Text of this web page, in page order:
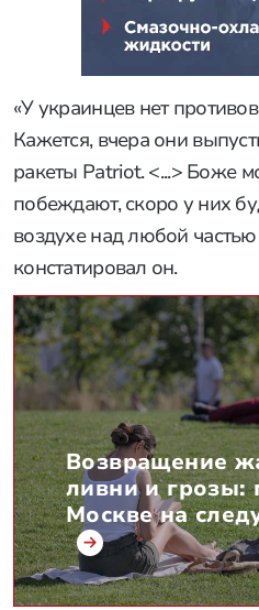
«У украинцев нет
Кажется, вчера они
ракеты Patriot. <...> Боже
побеждают, скоро у них
воздухе над любой
констатировал он.
Возвращение
ливни и грозы:
Москве на